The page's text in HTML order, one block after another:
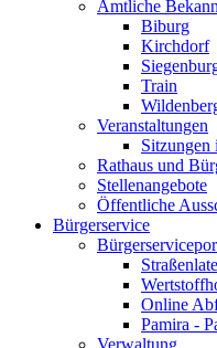
Amtliche
Biburg
Kirchdorf
Train
Veranstaltungen
Rathaus und
Stellenangebote
Öffentliche
Bürgerservice
Online
Pamira -
Verwaltung